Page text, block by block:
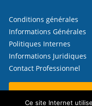
Conditions générales
Informations Générales
Politiques Internes
Informations Juridiques
Contact Professionnel
Ce site Internet